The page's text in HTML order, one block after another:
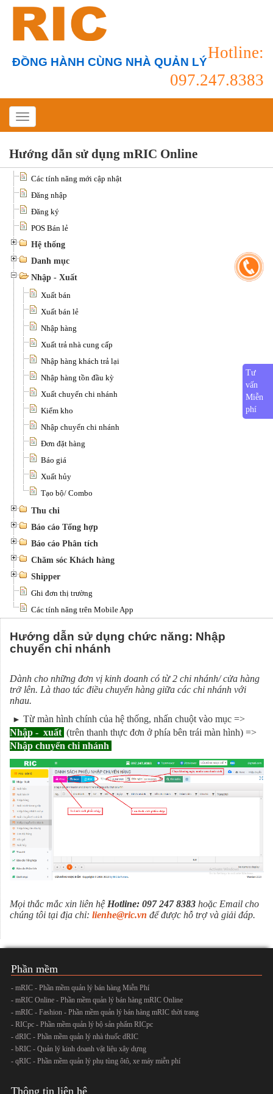
ĐỒNG HÀNH CÙNG NHÀ QUẢN LÝ
Hotline:
097.247.8383
Hướng dẫn sử dụng mRIC Online
Các tính năng mới cập nhật
Đăng nhập
Đăng ký
POS Bán lẻ
Hệ thống
Danh mục
Nhập - Xuất
Xuất bán
Xuất bán lẻ
Nhập hàng
Xuất trả nhà cung cấp
Nhập hàng khách trả lại
Nhập hàng tồn đầu kỳ
Xuất chuyển chi nhánh
Kiểm kho
Nhập chuyển chi nhánh
Đơn đặt hàng
Báo giá
Xuất hủy
Tạo bộ/ Combo
Thu chi
Báo cáo Tổng hợp
Báo cáo Phân tích
Chăm sóc Khách hàng
Shipper
Ghi đơn thị trường
Các tính năng trên Mobile App
Hướng dẫn sử dụng chức năng: Nhập
chuyển chi nhánh
Dành cho những đơn vị kinh doanh có từ 2 chi nhánh/ cửa hàng
trở lên. Là thao tác điều chuyển hàng giữa các chi nhánh với
nhau.
► Từ màn hình chính của hệ thống, nhấn chuột vào mục =>
Nhập - xuất (trên thanh thực đơn ở phía bên trái màn hình) =>
Nhập chuyển chi nhánh
Mọi thắc mắc xin liên hệ Hotline: 097 247 8383 hoặc Email cho
chúng tôi tại địa chỉ: lienhe@ric.vn để được hỗ trợ và giải đáp.
Phần mềm
- mRIC - Phần mềm quản lý bán hàng Miễn Phí
- mRIC Online - Phần mềm quản lý bán hàng mRIC Online
- mRIC - Fashion - Phần mềm quản lý bán hàng mRIC thời trang
- RICpc - Phần mềm quản lý bộ sản phẩm RICpc
- dRIC - Phần mềm quản lý nhà thuốc dRIC
- bRIC - Quản lý kinh doanh vật liệu xây dựng
- qRIC - Phần mềm quản lý phụ tùng ôtô, xe máy miễn phí
Thông tin liên hệ
Tư
vấn
Miễn
phí